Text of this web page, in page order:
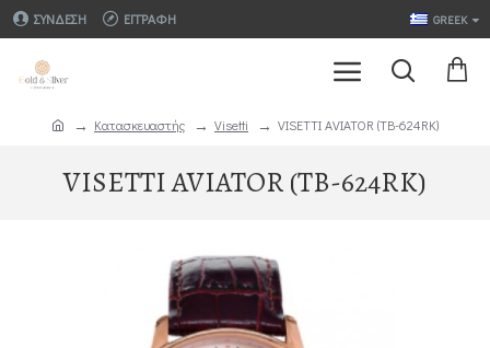
ΣΎΝΔΕΣΗ ΕΓΓΡΑΦΉ GREEK
Κατασκευαστής Visetti VISETTI AVIATOR (TB-624RK)
VISETTI AVIATOR (TB-624RK)